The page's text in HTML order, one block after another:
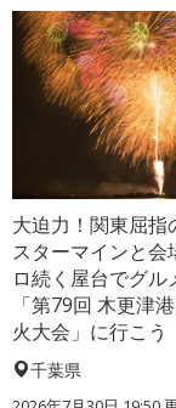
大迫力！関東屈指
スターマインと会
ロ続く屋台でグル
「第79回 木更津
火大会」に行こう
千葉県